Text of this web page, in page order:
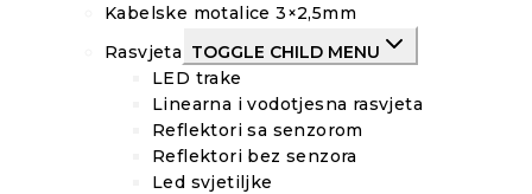
Kabelske motalice 3×2,5mm
Rasvjeta TOGGLE CHILD MENU
LED trake
Linearna i vodotjesna rasvjeta
Reflektori sa senzorom
Reflektori bez senzora
Led svjetiljke